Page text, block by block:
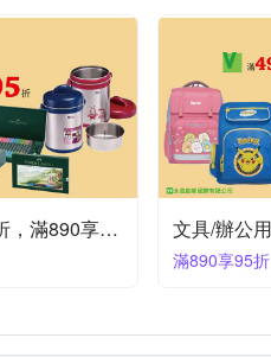
文具/辦公用品滿490享98折，滿890享95折
滿890享95折